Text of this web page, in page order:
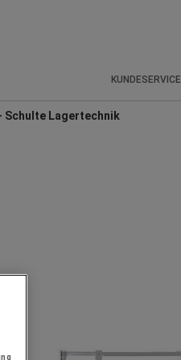
KUNDESERVICE
Schulte Lagertechnik